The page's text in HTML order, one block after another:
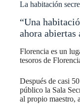
La habitación
“Una
ahora abiertas
Florencia es un
tesoros de
Después de casi
público la Sala
al propio maestro,